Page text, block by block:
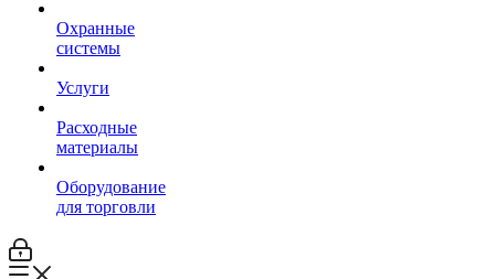
Охранные
системы
Услуги
Расходные
материалы
Оборудование
для торговли